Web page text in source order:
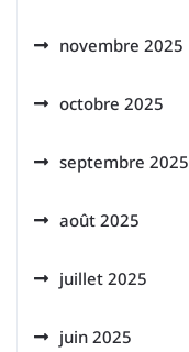
novembre 2025
octobre 2025
septembre 2025
août 2025
juillet 2025
juin 2025